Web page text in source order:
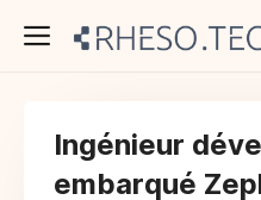
Ingénieur
embarqué